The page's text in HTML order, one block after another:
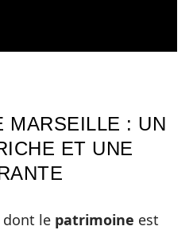
MARSEILLE : UN
ET UNE
dont le patrimoine est